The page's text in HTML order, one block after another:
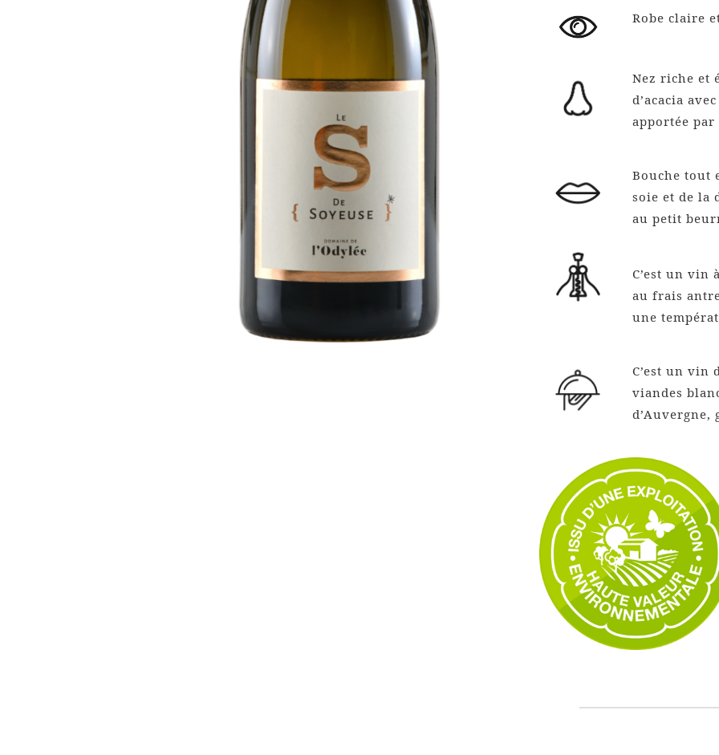
Robe claire
Nez riche et
d’acacia
apportée
Bouche tout
soie et de la
au petit
C’est un vin
au frais
une
C’est un vin
viandes
d’Auvergne,